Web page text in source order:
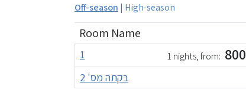
Off-season | High-season
Room Name
1 1 nights, from: 800
בקתה מס' 2